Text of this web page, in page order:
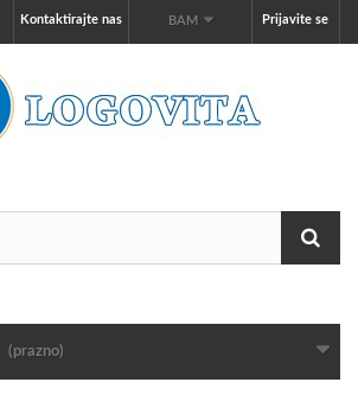
Prijavite se
BAM
Kontaktirajte nas
(prazno)